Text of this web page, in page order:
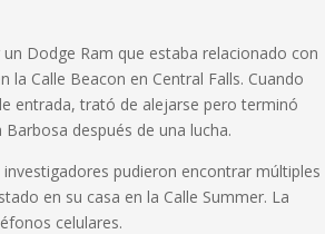
Dodge Ram que estaba relacionado con
la Calle Beacon en Central Falls. Cuando
entrada, trató de alejarse pero terminó
después de una lucha.
investigadores pudieron encontrar múltiples
en su casa en la Calle Summer. La
celulares.